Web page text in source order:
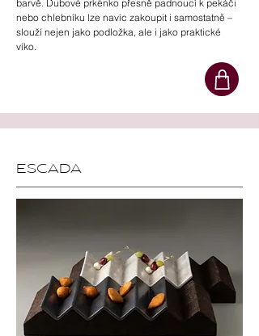
barvě. Dubové prkénko přesně padnoucí k pekáči
nebo chlebníku lze navíc zakoupit i samostatně –
slouží nejen jako podložka, ale i jako praktické
víko.
ESCADA